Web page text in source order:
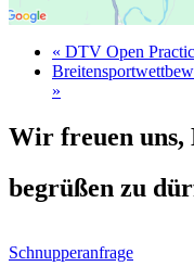
« DTV Open
»
Wir freuen uns,
begrüßen zu
Schnupperanfrage